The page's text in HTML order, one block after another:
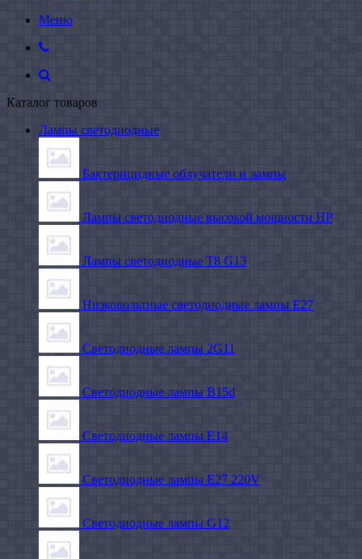
Меню
Каталог товаров
Лампы светодиодные
Бактерицидные облучатели и лампы
Лампы светодиодные высокой мощности HP
Лампы светодиодные Т8 G13
Низковольтные светодиодные лампы E27
Светодиодные лампы 2G11
Светодиодные лампы B15d
Светодиодные лампы E14
Светодиодные лампы E27 220V
Светодиодные лампы G12